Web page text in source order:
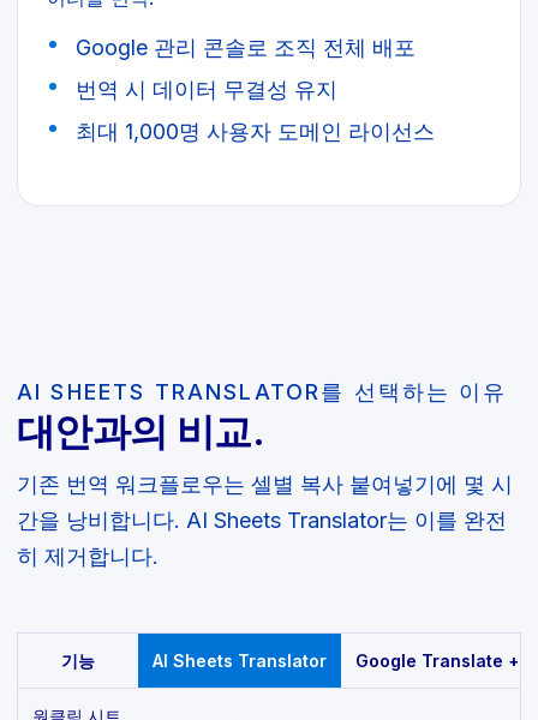
Google 관리 콘솔로 조직 전체 배포
번역 시 데이터 무결성 유지
최대 1,000명 사용자 도메인 라이선스
AI SHEETS TRANSLATOR를 선택하는 이유
대안과의 비교.
기존 번역 워크플로우는 셀별 복사 붙여넣기에 몇 시
간을 낭비합니다. AI Sheets Translator는 이를 완전
히 제거합니다.
기능 AI Sheets Translator Google Translate +
원클릭 시트